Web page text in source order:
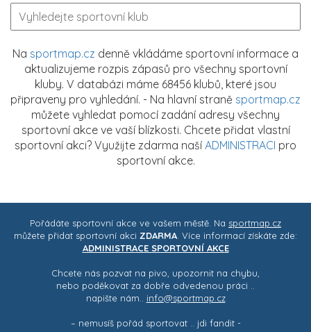
Na sportmap.cz denně vkládáme sportovní informace a
aktualizujeme rozpis zápasů pro všechny sportovní
kluby. V databázi máme 68456 klubů, které jsou
připraveny pro vyhledání. - Na hlavní straně sportmap.cz
můžete vyhledat pomocí zadání adresy všechny
sportovní akce ve vaší blízkosti. Chcete přidat vlastní
sportovní akci? Využijte zdarma naší ADMINISTRACI pro
sportovní akce.
Pořádáte sportovní akce ve vašem městě. Na sportmap.cz
můžete přidat sportovní akci ZDARMA. Více informací získáte zde:
ADMINISTRACE SPORTOVNÍ AKCE
Chcete nás pozvat na pivo, upozornit na chybu,
nebo poděkovat za dobře odvedenou práci ..
napište nám.. info@sportmap.cz
– nemusíš pořád sportovat .. jdi fandit -